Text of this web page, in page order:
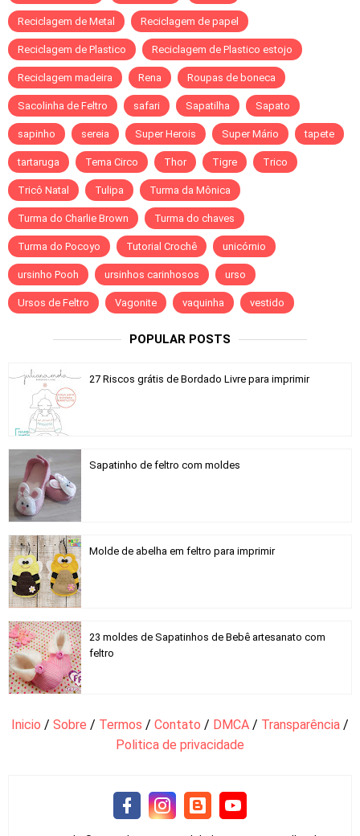
Reciclagem de Metal Reciclagem de papel
Reciclagem de Plastico Reciclagem de Plastico estojo
Reciclagem madeira Rena Roupas de boneca
Sacolinha de Feltro safari Sapatilha Sapato
sapinho sereia Super Herois Super Mário tapete
tartaruga Tema Circo Thor Tigre Trico
Tricô Natal Tulipa Turma da Mônica
Turma do Charlie Brown Turma do chaves
Turma do Pocoyo Tutorial Crochê unicórnio
ursinho Pooh ursinhos carinhosos urso
Ursos de Feltro Vagonite vaquinha vestido
POPULAR POSTS
27 Riscos grátis de Bordado Livre para imprimir
Sapatinho de feltro com moldes
Molde de abelha em feltro para imprimir
23 moldes de Sapatinhos de Bebê artesanato com
feltro
Inicio / Sobre / Termos / Contato / DMCA / Transparência /
Politica de privacidade